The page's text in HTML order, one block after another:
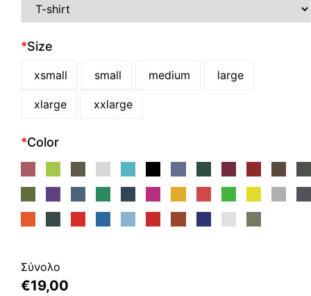
*Size
xsmall small medium large
xlarge xxlarge
*Color
Σύνολο
€19,00